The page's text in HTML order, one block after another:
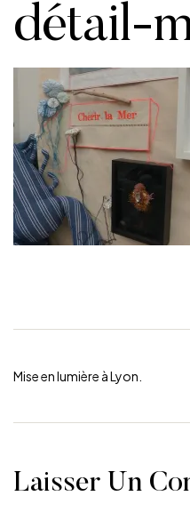
détail-
Mise en lumière à Lyon.
Laisser Un